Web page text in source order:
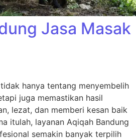
Jasa Masak
hanya tentang menyembelih
juga memastikan hasil
lezat, dan memberi kesan baik
itulah, layanan Aqiqah Bandung
semakin banyak terpilih